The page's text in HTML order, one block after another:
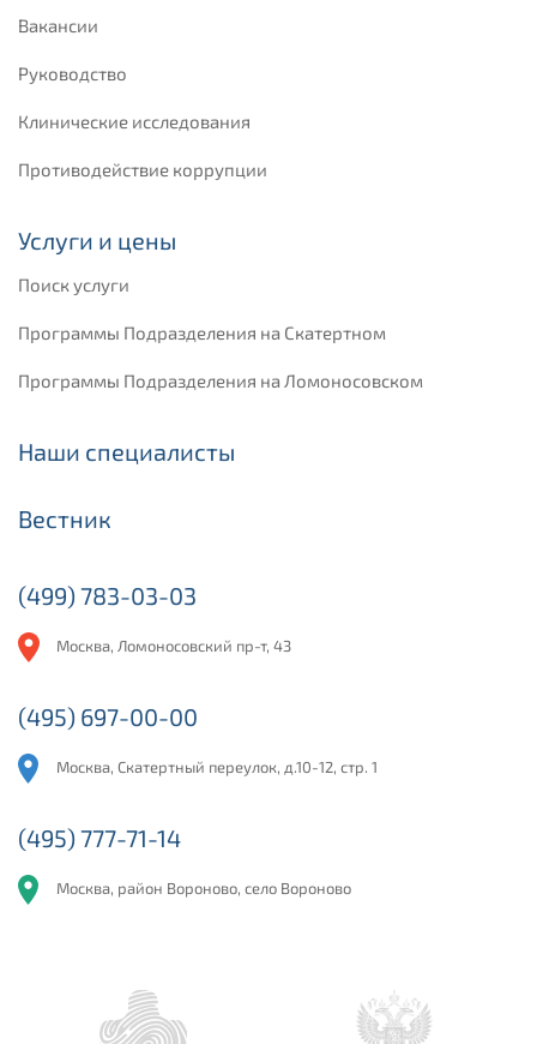
Вакансии
Руководство
Клинические исследования
Противодействие коррупции
Услуги и цены
Поиск услуги
Программы Подразделения на Скатертном
Программы Подразделения на Ломоносовском
Наши специалисты
Вестник
(499) 783-03-03
Москва, Ломоносовский пр-т, 43
(495) 697-00-00
Москва, Скатертный переулок, д.10-12, стр. 1
(495) 777-71-14
Москва, район Вороново, село Вороново